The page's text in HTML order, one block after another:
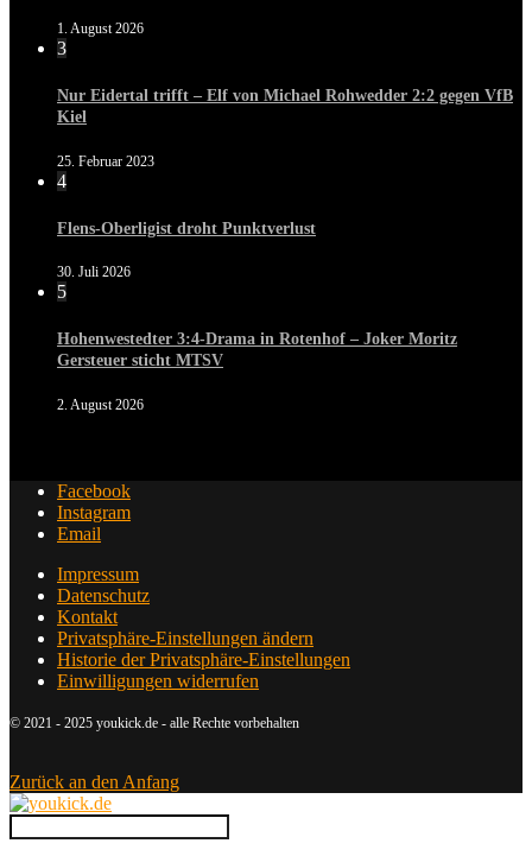
1. August 2026
3
Nur Eidertal trifft – Elf von Michael Rohwedder 2:2 gegen VfB
Kiel
25. Februar 2023
4
Flens-Oberligist droht Punktverlust
30. Juli 2026
5
Hohenwestedter 3:4-Drama in Rotenhof – Joker Moritz
Gersteuer sticht MTSV
2. August 2026
Facebook
Instagram
Email
Impressum
Datenschutz
Kontakt
Privatsphäre-Einstellungen ändern
Historie der Privatsphäre-Einstellungen
Einwilligungen widerrufen
© 2021 - 2025 youkick.de - alle Rechte vorbehalten
Zurück an den Anfang